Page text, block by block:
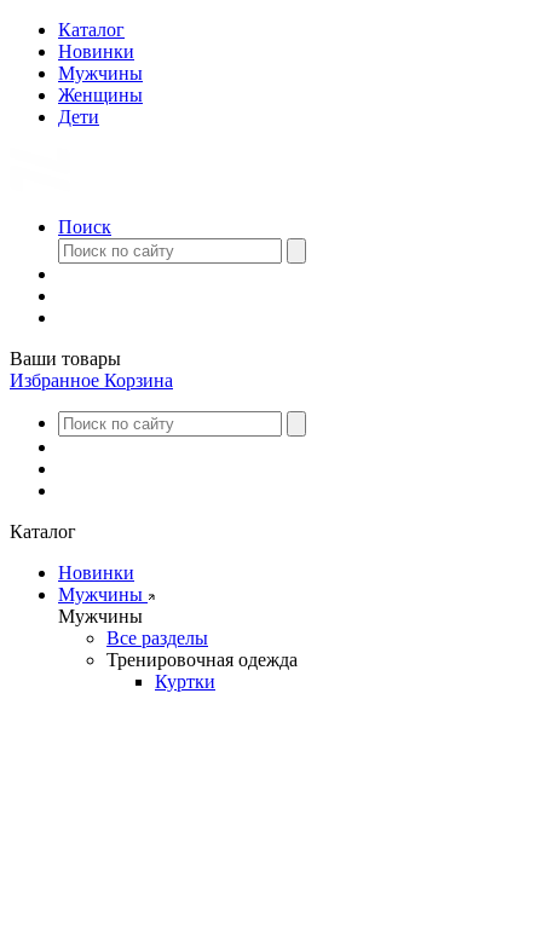
Каталог
Новинки
Мужчины
Женщины
Дети
Поиск
Ваши товары
Избранное Корзина
Каталог
Новинки
Мужчины
Мужчины
Все разделы
Тренировочная одежда
Куртки